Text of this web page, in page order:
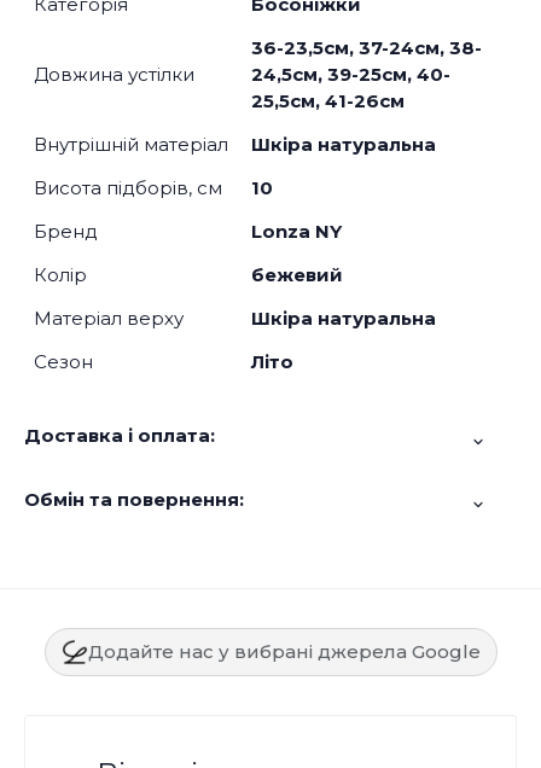
Довжина устілки
36-23,5см, 37-24см, 38-
24,5см, 39-25см, 40-
25,5см, 41-26см
Внутрішній матеріал
Шкіра натуральна
Висота підборів, см
10
Бренд
Lonza NY
Колір
бежевий
Матеріал верху
Шкіра натуральна
Сезон
Літо
Доставка і оплата:
Обмін та повернення:
Додайте нас у вибрані джерела Google